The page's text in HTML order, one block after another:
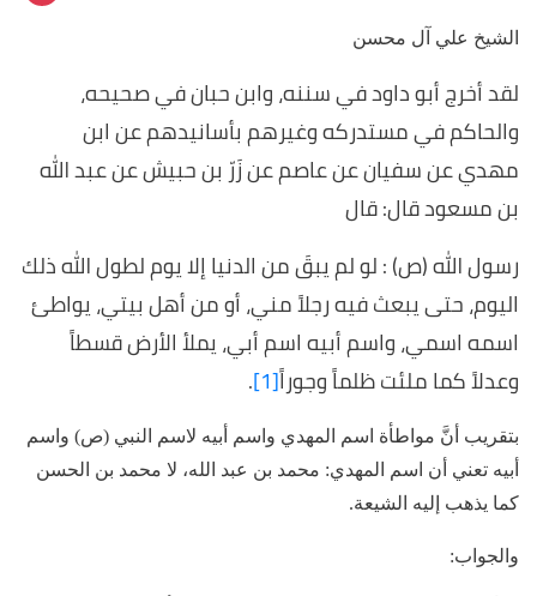
الشيخ علي آل محسن
لقد أخرج أبو داود في سننه، وابن حبان في صحيحه،
والحاكم في مستدركه وغيرهم بأسانيدهم عن ابن
مهدي عن سفيان عن عاصم عن زَرّ بن حبيش عن عبد الله
بن مسعود قال: قال
رسول الله (ص) : لو لم يبقَ من الدنيا إلا يوم لطول الله ذلك
اليوم، حتى يبعث فيه رجلاً مني، أو من أهل بيتي، يواطئ
اسمه اسمي، واسم أبيه اسم أبي، يملأ الأرض قسطاً
وعدلاً كما ملئت ظلماً وجوراً[1]
.
بتقريب أنَّ مواطأة اسم المهدي واسم أبيه لاسم النبي (ص) واسم
أبيه تعني أن اسم المهدي: محمد بن عبد الله، لا محمد بن الحسن
كما يذهب إليه الشيعة.
والجواب: